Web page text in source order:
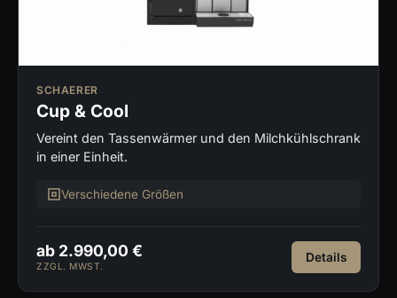
SCHAERER
Cup & Cool
Vereint den Tassenwärmer und den Milchkühlschrank
in einer Einheit.
Verschiedene Größen
ab 2.990,00 €
ZZGL. MWST.
Details